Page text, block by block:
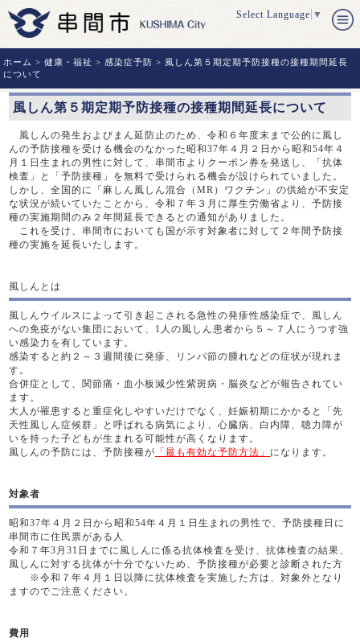
Select Language ▼
ホーム >健康・福祉 >感染症予防 > 風しん第５期定期予防接種の接種期間延長
について
風しん第５期定期予防接種の接種期間延長について
風しんの発生およびまん延防止のため、令和６年度末まで公的に風し
んの予防接種を受ける機会のなかった昭和37年４月２日から昭和54年４
月１日生まれの男性に対して、串間市よりクーポン券を発送し、「抗体
検査」と「予防接種」を無料で受けられる機会が設けられていました。
しかし、全国的に「麻しん風しん混合（MR）ワクチン」の供給が不安定
な状況が続いていたことから、令和７年３月に厚生労働省より、予防接
種の実施期間のみ２年間延長できるとの通知がありました。
これを受け、串間市においても国が示す対象者に対して２年間予防接
種の実施を延長いたします。
風しんとは
風しんウイルスによって引き起こされる急性の発疹性感染症で、風しん
への免疫がない集団において、1人の風しん患者から５～７人にうつす強
い感染力を有しています。
感染すると約２～３週間後に発疹、リンパ節の腫れなどの症状が現れま
す。
合併症として、関節痛・血小板減少性紫斑病・脳炎などが報告されてい
ます。
大人が罹患すると重症化しやすいだけでなく、妊娠初期にかかると「先
天性風しん症候群」と呼ばれる病気により、心臓病、白内障、聴力障が
いを持った子どもが生まれる可能性が高くなります。
風しんの予防には、予防接種が 「最も有効な予防方法」 になります。
対象者
昭和37年４月２日から昭和54年４月１日生まれの男性で、予防接種日に
串間市に住民票がある人
令和７年3月31日までに風しんに係る抗体検査を受け、抗体検査の結果、
風しんに対する抗体が十分でないため、予防接種が必要と診断された方
※令和７年４月１日以降に抗体検査を実施した方は、対象外となり
ますのでご注意ください。
費用